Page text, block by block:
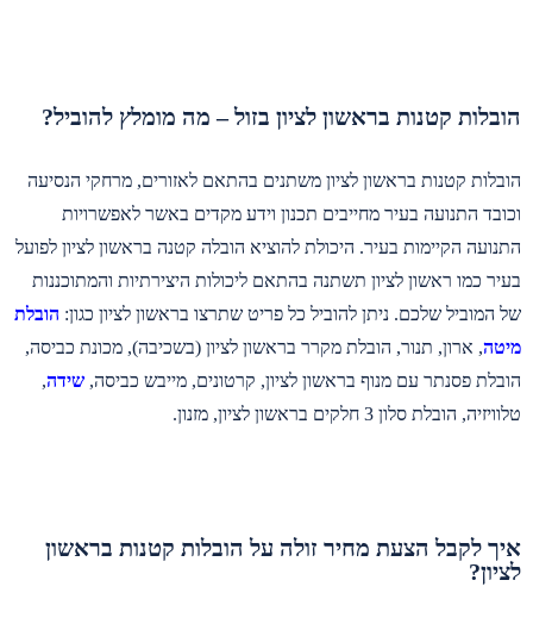
הובלות קטנות בראשון לציון בזול – מה מומלץ להוביל?
הובלות קטנות בראשון לציון משתנים בהתאם לאזורים, מרחקי הנסיעה
וכובד התנועה בעיר מחייבים תכנון וידע מקדים באשר לאפשרויות
התנועה הקיימות בעיר. היכולת להוציא הובלה קטנה בראשון לציון לפועל
בעיר כמו ראשון לציון תשתנה בהתאם ליכולות היצירתיות והמתוכננות
של המוביל שלכם. ניתן להוביל כל פריט שתרצו בראשון לציון כגון: הובלת
מיטה, ארון, תנור, הובלת מקרר בראשון לציון (בשכיבה), מכונת כביסה,
הובלת פסנתר עם מנוף בראשון לציון, קרטונים, מייבש כביסה, שידה,
טלוויזיה, הובלת סלון 3 חלקים בראשון לציון, מזנון.
איך לקבל הצעת מחיר זולה על הובלות קטנות בראשון
לציון?